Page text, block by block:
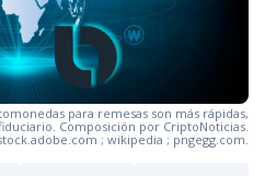
para remesas son más rápidas,
Composición por CriptoNoticias.
; wikipedia ; pngegg.com.